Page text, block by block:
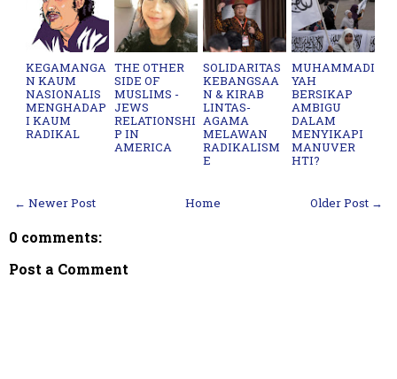
KEGAMANGA
N KAUM
NASIONALIS
MENGHADAP
I KAUM
RADIKAL
THE OTHER
SIDE OF
MUSLIMS -
JEWS
RELATIONSHI
P IN
AMERICA
SOLIDARITAS
KEBANGSAA
N & KIRAB
LINTAS-
AGAMA
MELAWAN
RADIKALISM
E
MUHAMMADI
YAH
BERSIKAP
AMBIGU
DALAM
MENYIKAPI
MANUVER
HTI?
← Newer Post Older Post →
Home
0 comments:
Post a Comment